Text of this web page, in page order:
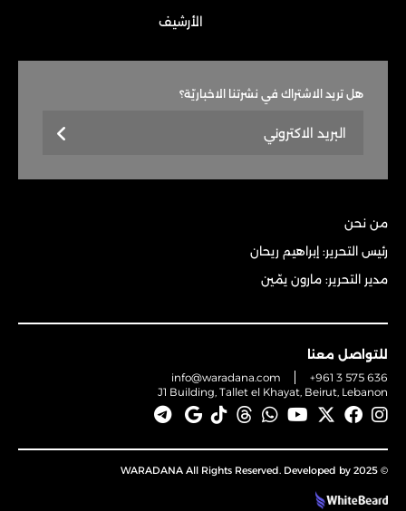
الأرشيف
هل تريد الاشتراك في نشرتنا الاخباريّة؟
من نحن
رئيس التحرير: إبراهيم ريحان
مدير التحرير: مارون يمّين
للتواصل معنا
info@waradana.com
+961 3 575 636
J1 Building, Tallet el Khayat, Beirut, Lebanon
© 2025 WARADANA All Rights Reserved. Developed by